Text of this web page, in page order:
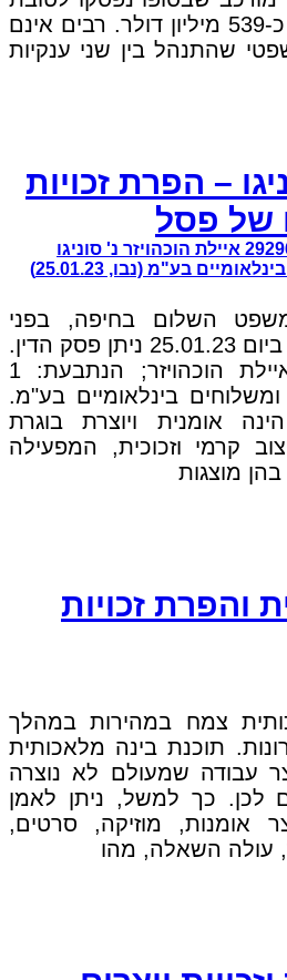
אפל פיצויים בסך של כ-539 מיליון דולר. רבים אינם
שהתנהל בין שני ענקיות
– הפרת זכויות
של פסל
ת"א (שלום חיפה) 29296-07-20 איילת הוכהויזר נ' סוניגו
בע"מ (נבו, 25.01.23)
השלום בחיפה, בפני
השופטת ג'אדה בסול. ביום 25.01.23 ניתן פסק הדין.
הצדדים: התובעת: איילת הוכהויזר; הנתבעת: 1
ומשלוחים בינלאומיים בע"מ.
אומנית ויוצרת בוגרת
קרמי וזכוכית, המפעילה
מוצגות
והפרת זכויות
צמח במהירות במהלך
תוכנת בינה מלאכותית
עבודה שמעולם לא נוצרה
לכן. כך למשל, ניתן לאמן
אומנות, מוזיקה, סרטים,
עולה השאלה, מהו